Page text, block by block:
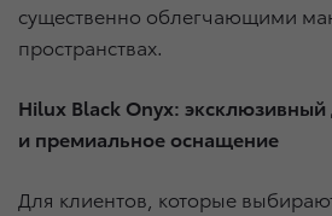
существенно облегчающими
пространствах.
Hilux Black Onyx: эксклюзивный
и премиальное оснащение
Для клиентов, которые